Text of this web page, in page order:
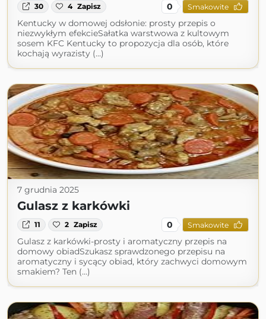
30 4 Zapisz 0 Smakowite
Kentucky w domowej odsłonie: prosty przepis o
niezwykłym efekcieSałatka warstwowa z kultowym
sosem KFC Kentucky to propozycja dla osób, które
kochają wyrazisty (...)
7 grudnia 2025
Gulasz z karkówki
11 2 Zapisz 0 Smakowite
Gulasz z karkówki-prosty i aromatyczny przepis na
domowy obiadSzukasz sprawdzonego przepisu na
aromatyczny i sycący obiad, który zachwyci domowym
smakiem? Ten (...)